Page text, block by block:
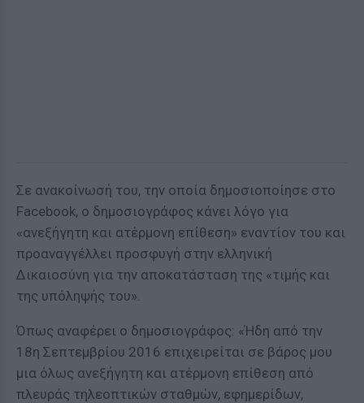
Σε ανακοίνωσή του, την οποία δημοσιοποίησε στο
Facebook, ο δημοσιογράφος κάνει λόγο για
«ανεξήγητη και ατέρμονη επίθεση» εναντίον του και
προαναγγέλλει προσφυγή στην ελληνική
Δικαιοσύνη για την αποκατάσταση της «τιμής και
της υπόληψής του».
Όπως αναφέρει ο δημοσιογράφος: «Ήδη από την
18η Σεπτεμβρίου 2016 επιχειρείται σε βάρος μου
μια όλως ανεξήγητη και ατέρμονη επίθεση από
πλευράς τηλεοπτικών σταθμών, εφημερίδων,